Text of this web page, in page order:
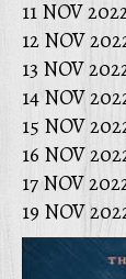
11 NOV
12 NOV
13 NOV
14 NOV
15 NOV
16 NOV
17 NOV
19 NOV